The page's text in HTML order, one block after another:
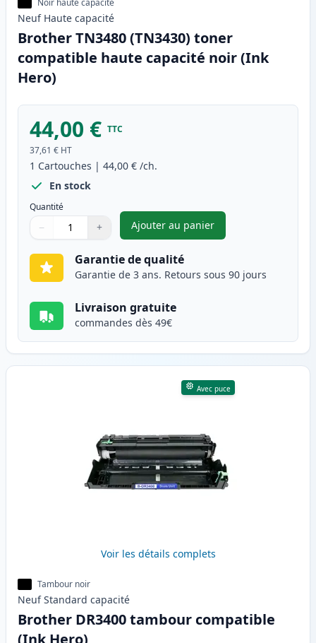
Noir haute capacité
Neuf Haute capacité
Brother TN3480 (TN3430) toner
compatible haute capacité noir (Ink
Hero)
44,00 € TTC
37,61 € HT
1 Cartouches | 44,00 € /ch.
En stock
Quantité
Quantité
Utilisez les boutons pour ajuster
− +
Quantité
Ajouter au panier
,Brother TN3480 (TN3430)
Garantie de qualité
Garantie de 3 ans. Retours sous 90 jours
Livraison gratuite
commandes dès 49€
Avec puce
Voir les détails complets
Tambour noir
Neuf Standard capacité
Brother DR3400 tambour compatible